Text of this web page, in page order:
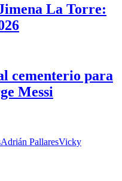
La Torre:
cementerio para
Messi
Adrián PallaresVicky